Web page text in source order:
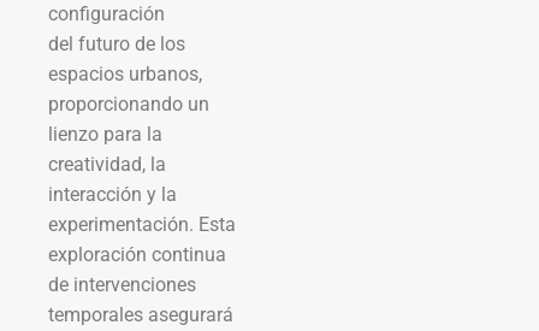
configuración
del futuro de los
espacios urbanos,
proporcionando un
lienzo para la
creatividad, la
interacción y la
experimentación. Esta
exploración continua
de intervenciones
temporales asegurará